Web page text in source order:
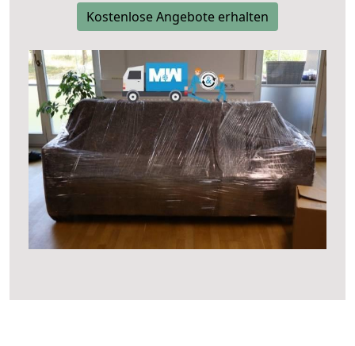
Kostenlose Angebote erhalten